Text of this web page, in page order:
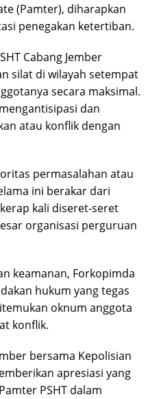
(Pamter), diharapkan
penegakan ketertiban.
Cabang Jember
silat di wilayah setempat
secara maksimal.
dan
atau konflik dengan
permasalahan atau
ini berakar dari
kali diseret-seret
organisasi perguruan
keamanan, Forkopimda
hukum yang tegas
oknum anggota
konflik.
bersama Kepolisian
apresiasi yang
PSHT dalam